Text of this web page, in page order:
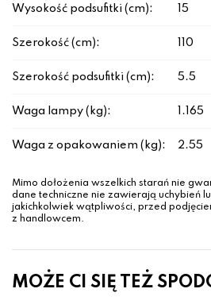
Wysokość podsufitki (cm): 15
Szerokość (cm): 110
Szerokość podsufitki (cm): 5.5
Waga lampy (kg): 1.165
Waga z opakowaniem (kg): 2.55
Mimo dołożenia wszelkich starań nie
dane techniczne nie zawierają uchybień
jakichkolwiek wątpliwości, przed
z handlowcem.
MOŻE CI SIĘ TEŻ